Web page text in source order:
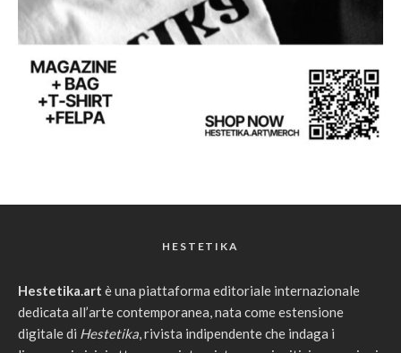
HESTETIKA
Hestetika.art è una piattaforma editoriale internazionale
dedicata all’arte contemporanea, nata come estensione
digitale di Hestetika, rivista indipendente che indaga i